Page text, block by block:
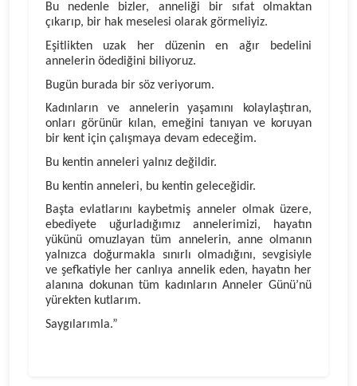
Bu nedenle bizler, anneliği bir sıfat olmaktan
çıkarıp, bir hak meselesi olarak görmeliyiz.
Eşitlikten uzak her düzenin en ağır bedelini
annelerin ödediğini biliyoruz.
Bugün burada bir söz veriyorum.
Kadınların ve annelerin yaşamını kolaylaştıran,
onları görünür kılan, emeğini tanıyan ve koruyan
bir kent için çalışmaya devam edeceğim.
Bu kentin anneleri yalnız değildir.
Bu kentin anneleri, bu kentin geleceğidir.
Başta evlatlarını kaybetmiş anneler olmak üzere,
ebediyete uğurladığımız annelerimizi, hayatın
yükünü omuzlayan tüm annelerin, anne olmanın
yalnızca doğurmakla sınırlı olmadığını, sevgisiyle
ve şefkatiyle her canlıya annelik eden, hayatın her
alanına dokunan tüm kadınların Anneler Günü’nü
yürekten kutlarım.
Saygılarımla.”